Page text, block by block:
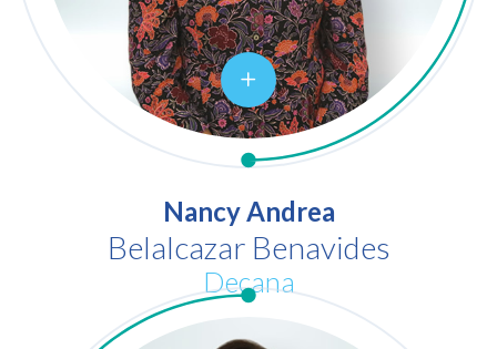
Nancy Andrea
Belalcazar Benavides
Decana